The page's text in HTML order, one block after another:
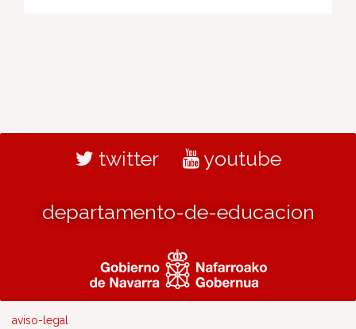
twitter youtube
departamento-de-educacion
aviso-legal